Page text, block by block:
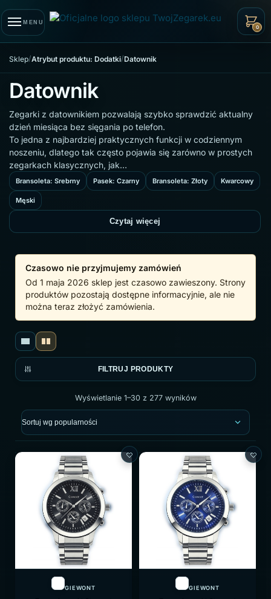
MENU
0
Sklep/Atrybut produktu: Dodatki/Datownik
Datownik
Zegarki z datownikiem pozwalają szybko sprawdzić aktualny
dzień miesiąca bez sięgania po telefon.
To jedna z najbardziej praktycznych funkcji w codziennym
noszeniu, dlatego tak często pojawia się zarówno w prostych
zegarkach klasycznych, jak…
Bransoleta: Srebrny Pasek: Czarny Bransoleta: Złoty Kwarcowy
Męski
Czytaj więcej
Czasowo nie przyjmujemy zamówień
Od 1 maja 2026 sklep jest czasowo zawieszony. Strony
produktów pozostają dostępne informacyjnie, ale nie
można teraz złożyć zamówienia.
FILTRUJ PRODUKTY
Wyświetlanie 1–30 z 277 wyników
GIEWONT GIEWONT